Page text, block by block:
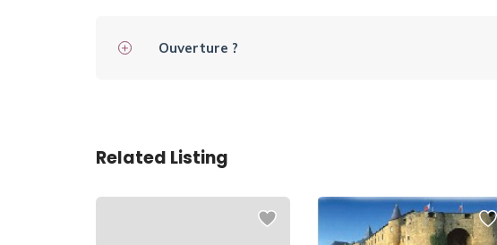
Ouverture ?
Related Listing